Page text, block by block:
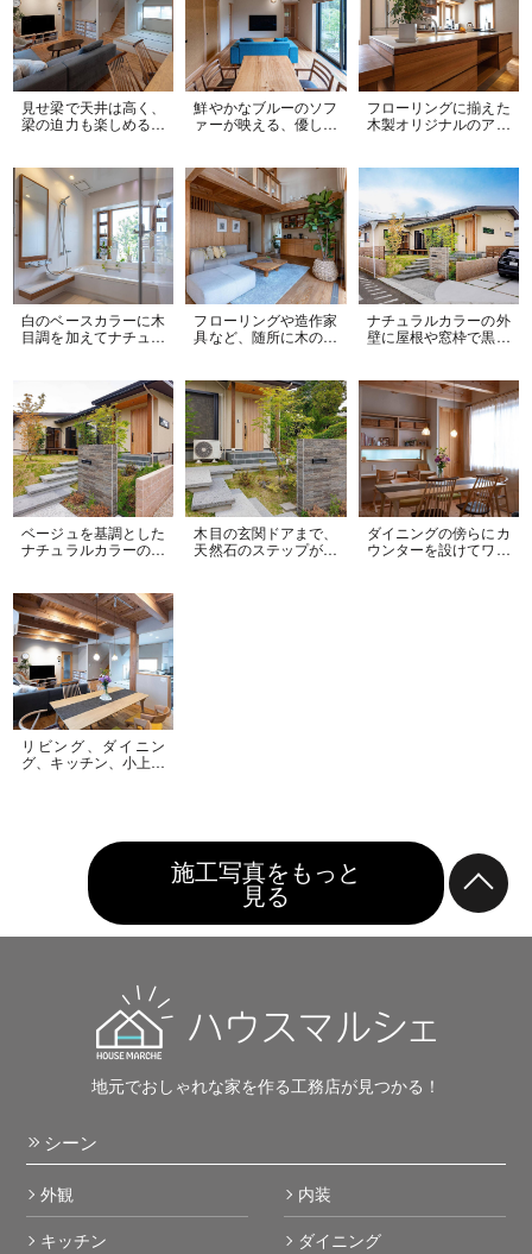
見せ梁で天井は高く、
梁の迫力も楽しめる、
設けてゴロゴロくつろ
ぎスペースも！
鮮やかなブルーのソフ
ァーが映える、優しい
掃き出し窓からは明る
い光が差し込み、開放
感は抜群です。
フローリングに揃えた
木製オリジナルのアイ
イズを合わせた収納を
設けて、機能性もバツ
グンです◎
白のベースカラーに木
目調を加えてナチュラ
きな窓から光の差し込
む明るく開放的な空間
です。
フローリングや造作家
具など、随所に木の温
グルーム。二階に居て
も吹き抜けや室内窓を
通してリビングでくつ
ろぐ家族の気配を身近
に感じられる安心な住
まい。
ナチュラルカラーの外
壁に屋根や窓枠で黒を
平屋のお家
ベージュを基調とした
ナチュラルカラーの平
アにもこだわった素敵
な住まい
木目の玄関ドアまで、
天然石のステップが続
ダイニングの傍らにカ
ウンターを設けてワー
リビング、ダイニン
グ、キッチン、小上が
施工写真をもっと
見る
地元でおしゃれな家を作る工務店が見つかる！
シーン
外観
内装
キッチン
ダイニング